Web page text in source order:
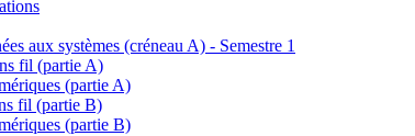
aux systèmes (créneau A) - Semestre 1
fil (partie A)
(partie A)
fil (partie B)
(partie B)